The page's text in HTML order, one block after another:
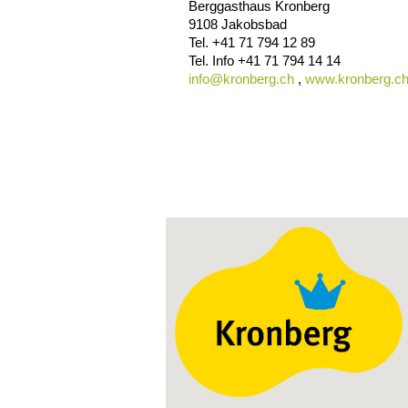
Berggasthaus Kronberg
9108 Jakobsbad
Tel. +41 71 794 12 89
Tel. Info +41 71 794 14 14
info@kronberg.ch , www.kronberg.ch